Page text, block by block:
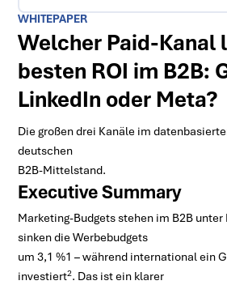
WHITEPAPER
Welcher Paid-Kanal
besten ROI im B2B:
LinkedIn oder Meta?
Die großen drei Kanäle im
deutschen
B2B-Mittelstand.
Executive Summary
Marketing-Budgets stehen im B2B
sinken die Werbebudgets
um 3,1 %1 – während international ein
investiert2. Das ist ein klarer